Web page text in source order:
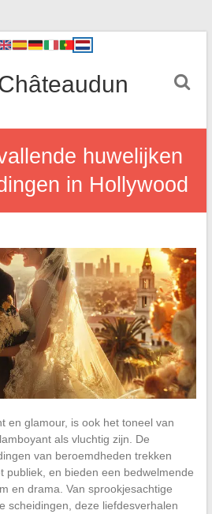
huwelijken
in Hollywood
en glamour, is ook het toneel van
als vluchtig zijn. De
van beroemdheden trekken
publiek, en bieden een bedwelmende
en drama. Van sprookjesachtige
scheidingen, deze liefdesverhalen